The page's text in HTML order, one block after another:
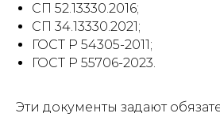
СП 52.13330.2016;
СП 34.13330.2021;
ГОСТ Р 54305-2011;
ГОСТ Р 55706-2023.
Эти документы задают